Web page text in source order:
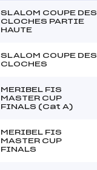
SLALOM COUPE DES
CLOCHES PARTIE
HAUTE
SLALOM COUPE DES
CLOCHES
MERIBEL FIS
MASTER CUP
FINALS (Cat A)
MERIBEL FIS
MASTER CUP
FINALS